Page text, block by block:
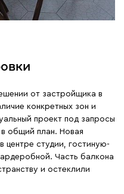
от застройщика в
конкретных зон и
проект под запросы
общий план. Новая
центре студии, гостиную-
Часть балкона
и остеклили